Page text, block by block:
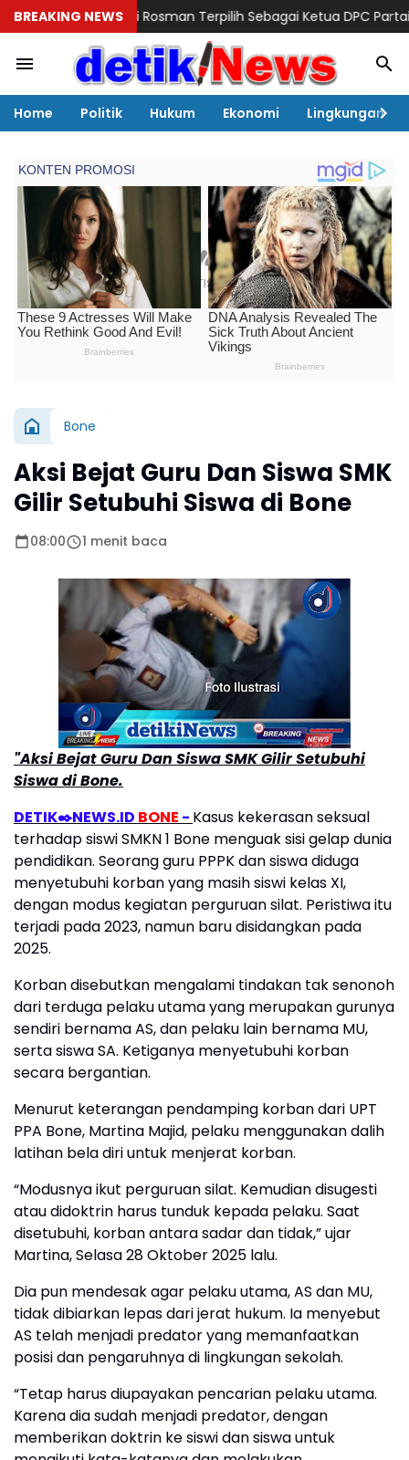
BREAKING NEWS
Andi Rosman Terpilih Sebagai Ketua DPC Partai Gerindra,
Home Politik Hukum Ekonomi Lingkungan
Bone
Aksi Bejat Guru Dan Siswa SMK
Gilir Setubuhi Siswa di Bone
08:00 1 menit baca
"Aksi Bejat Guru Dan Siswa SMK Gilir Setubuhi
Siswa di Bone.
DETIK✒️NEWS.ID BONE - Kasus kekerasan seksual
terhadap siswi SMKN 1 Bone menguak sisi gelap dunia
pendidikan. Seorang guru PPPK dan siswa diduga
menyetubuhi korban yang masih siswi kelas XI,
dengan modus kegiatan perguruan silat. Peristiwa itu
terjadi pada 2023, namun baru disidangkan pada
2025.
Korban disebutkan mengalami tindakan tak senonoh
dari terduga pelaku utama yang merupakan gurunya
sendiri bernama AS, dan pelaku lain bernama MU,
serta siswa SA. Ketiganya menyetubuhi korban
secara bergantian.
Menurut keterangan pendamping korban dari UPT
PPA Bone, Martina Majid, pelaku menggunakan dalih
latihan bela diri untuk menjerat korban.
“Modusnya ikut perguruan silat. Kemudian disugesti
atau didoktrin harus tunduk kepada pelaku. Saat
disetubuhi, korban antara sadar dan tidak,” ujar
Martina, Selasa 28 Oktober 2025 lalu.
Dia pun mendesak agar pelaku utama, AS dan MU,
tidak dibiarkan lepas dari jerat hukum. Ia menyebut
AS telah menjadi predator yang memanfaatkan
posisi dan pengaruhnya di lingkungan sekolah.
“Tetap harus diupayakan pencarian pelaku utama.
Karena dia sudah menjadi predator, dengan
memberikan doktrin ke siswi dan siswa untuk